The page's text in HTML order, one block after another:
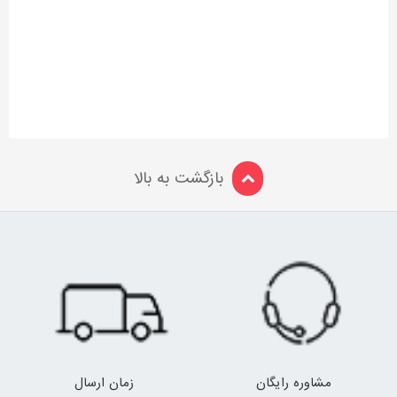
بازگشت به بالا
مشاوره رایگان زمان ارسال